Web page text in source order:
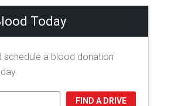
Today
schedule a blood donation
FIND A DRIVE